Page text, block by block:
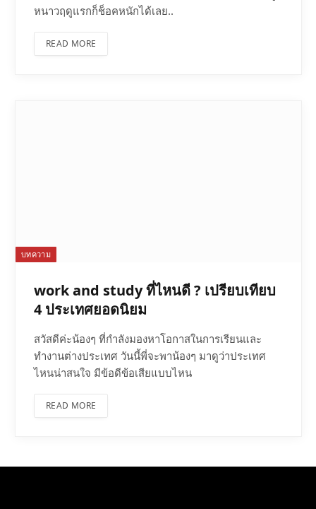
หนาวฤดูแรกก็ช็อคหนักได้เลย..
READ MORE
บทความ
work and study ที่ไหนดี ? เปรียบเทียบ
4 ประเทศยอดนิยม
สวัสดีค่ะน้องๆ ที่กำลังมองหาโอกาสในการเรียนและ
ทำงานต่างประเทศ วันนี้พี่จะพาน้องๆ มาดูว่าประเทศ
ไหนน่าสนใจ มีข้อดีข้อเสียแบบไหน
READ MORE